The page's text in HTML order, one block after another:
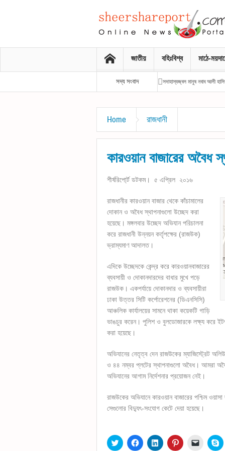
জাতীয় বহিঃবিশ্ব মাঠে-
সদ্য সংবাদ সদাহাস্যজ্বল মানুষ নবাব আলী
রাষ্ট্রপতির সঙ্গে প্রধানমন্ত্রীর সাক্ষাৎ
Home রাজধানী
কারওয়ান বাজারের অবৈধ
শীর্ষরিপো্র্ট ডটকম। ৫ এপ্রিল ২০১৬
রাজধানীর কারওয়ান বাজার থেকে কাঁচামালের
দোকান ও অবৈধ স্থাপনাগুলো উচ্ছেদ করা
হয়েছে। মঙ্গলবার উচ্ছেদ অভিযান পরিচালনা
করে রাজধানী উন্নয়ন কর্তৃপক্ষের (রাজউক)
ভ্রাম্যমাণ আদালত।
এদিকে উচ্ছেদকে কেন্দ্র করে কারওয়ানবাজারের
ব্যবসায়ী ও দোকানদারদের বাধার মুখে পড়ে
রাজউক। একপর্যায়ে দোকানদার ও ব্যবসায়ীরা
ঢাকা উত্তর সিটি কর্পোরেশনের (ডিএনসিসি)
আঞ্চলিক কার্যালয়ের সামনে থাকা কয়েকটি গাড়ি
ভাঙচুর করেন। পুলিশ ও বুলডোজারকে লক্ষ্য করে
করা হয়েছে।
অভিযানের নেতৃত্ব দেন রাজউকের ম্যাজিস্ট্রেট
ও ৪৪ নম্বর প্লটের স্থাপনাগুলো অবৈধ। আমরা
অভিযানের আগাম নির্দেশনার প্রয়োজন নেই।
রাজউকের অভিযানে কারওয়ান বাজারের পশ্চিম
সেগুলোর বিদ্যুৎ-সংযোগ কেটে দেয়া হয়েছে।
Click
to
Click
to
Click
to
Click
to
Click
to